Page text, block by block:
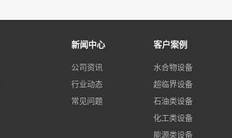
新闻中心
公司资讯
行业动态
常见问题
客户案例
水合物设备
超临界设备
石油类设备
化工类设备
能源类设备